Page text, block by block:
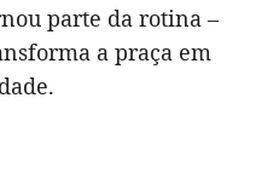
parte da rotina –
a praça em